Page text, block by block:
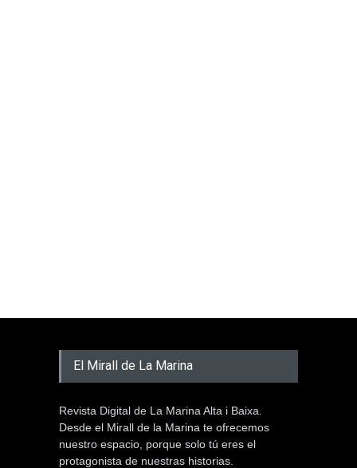
El Mirall de La Marina
Revista Digital de La Marina Alta i Baixa.
Desde el Mirall de la Marina te ofrecemos
nuestro espacio, porque solo tú eres el
protagonista de nuestras historias.